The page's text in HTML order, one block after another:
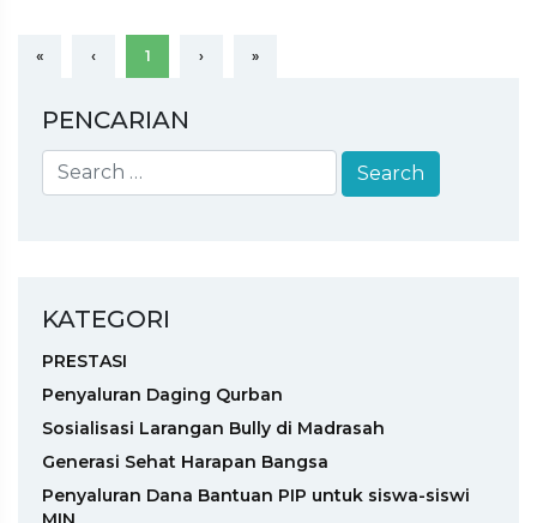
« ‹ 1 › »
PENCARIAN
KATEGORI
PRESTASI
Penyaluran Daging Qurban
Sosialisasi Larangan Bully di Madrasah
Generasi Sehat Harapan Bangsa
Penyaluran Dana Bantuan PIP untuk siswa-siswi